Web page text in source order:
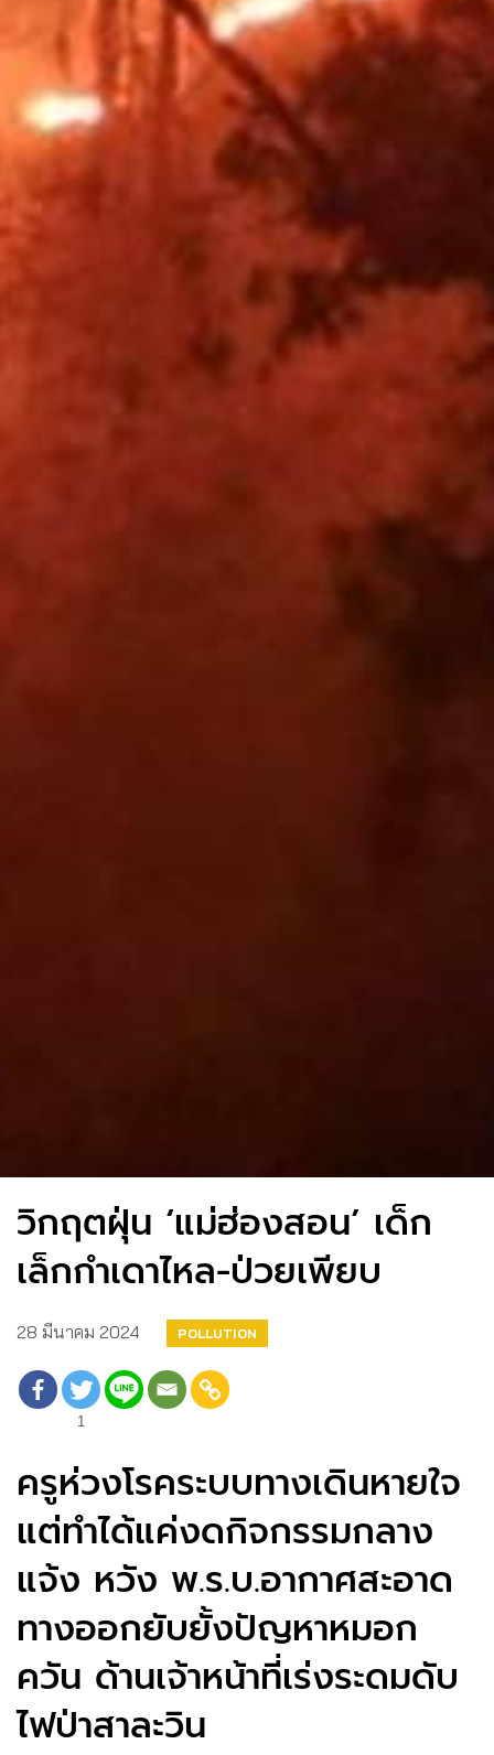
วิกฤตฝุ่น ‘แม่ฮ่องสอน’ เด็ก
เล็กกำเดาไหล-ป่วยเพียบ
28 มีนาคม 2024 POLLUTION
1
ครูห่วงโรคระบบทางเดินหายใจ
แต่ทำได้แค่งดกิจกรรมกลาง
แจ้ง หวัง พ.ร.บ.อากาศสะอาด
ทางออกยับยั้งปัญหาหมอก
ควัน ด้านเจ้าหน้าที่เร่งระดมดับ
ไฟป่าสาละวิน